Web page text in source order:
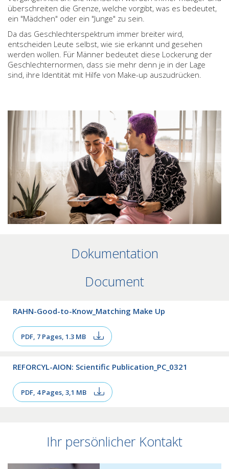
überschreiten die Grenze, welche vorgibt, was es bedeutet,
ein "Mädchen" oder ein "Junge" zu sein.
Da das Geschlechterspektrum immer breiter wird,
entscheiden Leute selbst, wie sie erkannt und gesehen
werden wollen. Für Männer bedeutet diese Lockerung der
Geschlechternormen, dass sie mehr denn je in der Lage
sind, ihre Identität mit Hilfe von Make-up auszudrücken.
Dokumentation
Document
RAHN-Good-to-Know_Matching Make Up
PDF, 7 Pages, 1.3 MB
REFORCYL-AION: Scientific Publication_PC_0321
PDF, 4 Pages, 3,1 MB
Ihr persönlicher Kontakt